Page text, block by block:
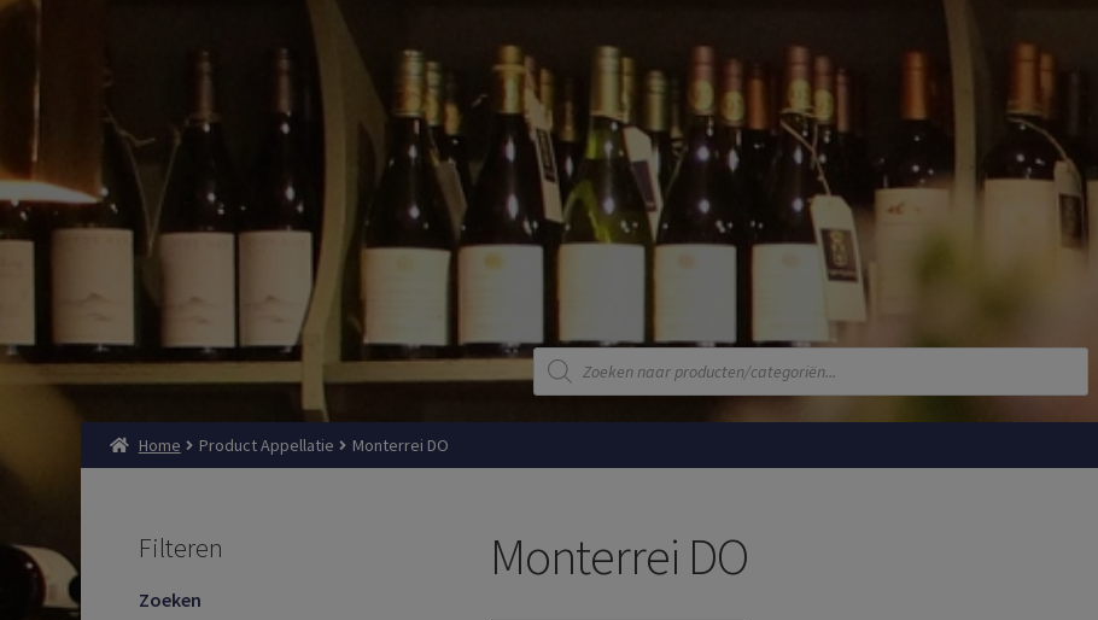
Producten
zoeken
Home Product Appellatie Monterrei DO
Monterrei DO
Filteren
Zoeken